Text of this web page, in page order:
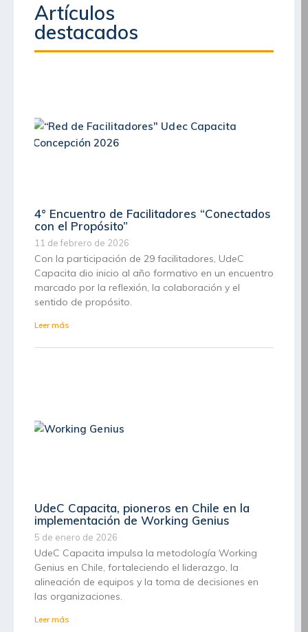
Artículos
destacados
4° Encuentro de Facilitadores “Conectados
con el Propósito”
11 de febrero de 2026
Con la participación de 29 facilitadores, UdeC
Capacita dio inicio al año formativo en un encuentro
marcado por la reflexión, la colaboración y el
sentido de propósito.
Leer más
UdeC Capacita, pioneros en Chile en la
implementación de Working Genius
5 de enero de 2026
UdeC Capacita impulsa la metodología Working
Genius en Chile, fortaleciendo el liderazgo, la
alineación de equipos y la toma de decisiones en
las organizaciones.
Leer más